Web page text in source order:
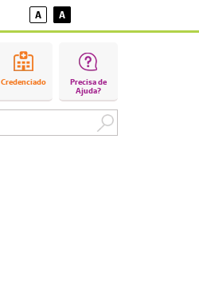
A A
Credenciado
Precisa de
Ajuda?